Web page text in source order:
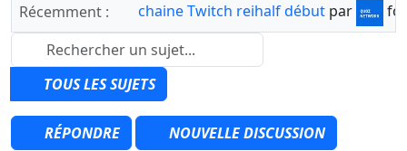
Récemment :
chaine Twitch reihalf début par
TOUS LES SUJETS
RÉPONDRE NOUVELLE DISCUSSION